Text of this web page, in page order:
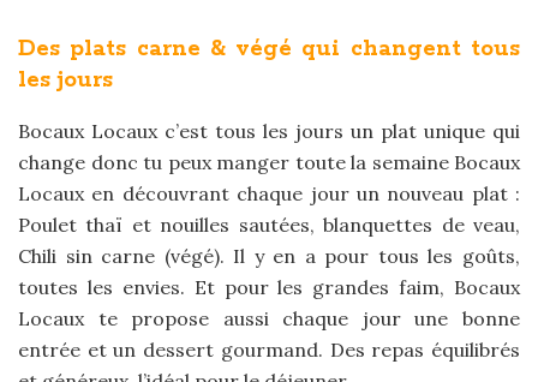
Des plats carne & végé qui changent tous
les jours
Bocaux Locaux c’est tous les jours un plat unique qui
change donc tu peux manger toute la semaine Bocaux
Locaux en découvrant chaque jour un nouveau plat :
Poulet thaï et nouilles sautées, blanquettes de veau,
Chili sin carne (végé). Il y en a pour tous les goûts,
toutes les envies. Et pour les grandes faim, Bocaux
Locaux te propose aussi chaque jour une bonne
entrée et un dessert gourmand. Des repas équilibrés